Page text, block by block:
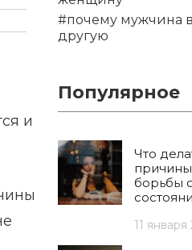
и
#почему мужчина
другую
Популярное
Что
борьбы
11 января